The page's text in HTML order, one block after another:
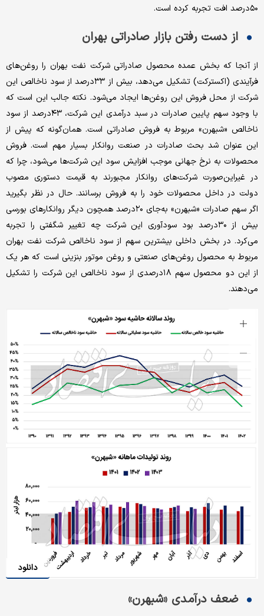
۵۰درصد افت تجربه کرده است.
از دست رفتن بازار صادراتی بهران
از آنجا که بخش عمده محصول صادراتی شرکت نفت بهران را روغن‌‌‌های
فرآیندی (اکسترکت) تشکیل می‌‌‌دهد، بیش از ۳۳درصد از سود ناخالص این
شرکت از محل فروش این روغن‌‌‌ها ایجاد می‌شود. نکته جالب این است که
با وجود سهم پایین صادرات در سبد درآمدی این شرکت، ۴۳درصد از سود
ناخالص «شبهرن» مربوط به فروش صادراتی است. همان‌گونه که پیش از
این عنوان شد بحث صادرات در صنعت روانکار بسیار مهم است. فروش
محصولات به نرخ جهانی موجب افزایش سود این شرکت‌ها می‌شود، چرا که
در غیر‌این‌صورت شرکت‌های روانکار مجبورند به قیمت دستوری مصوب
دولت در داخل محصولات خود را به فروش برسانند. حال در نظر بگیرید
اگر سهم صادرات «شبهرن» به‌جای ۲۰درصد همچون دیگر روانکارهای بورسی
بیش از ۳۰درصد بود سودآوری این شرکت چه تغییر شگفتی را تجربه
می‌‌‌کرد. در بخش داخلی بیشترین سهم از سود ناخالص شرکت نفت بهران
مربوط به محصول روغن‌‌‌های صنعتی و روغن موتور بنزینی است که هر یک
از این دو محصول سهم ۱۸درصدی از سود ناخالص این شرکت را تشکیل
می‌‌‌دهند.
دانلود
ضعف درآمدی «شبهرن»